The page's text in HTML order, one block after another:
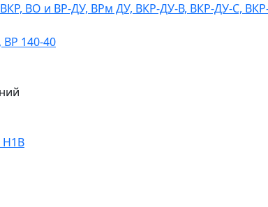
ВО и ВР-ДУ, ВРм ДУ, ВКР-ДУ-В, ВКР-ДУ-С,
140-40
Н1В